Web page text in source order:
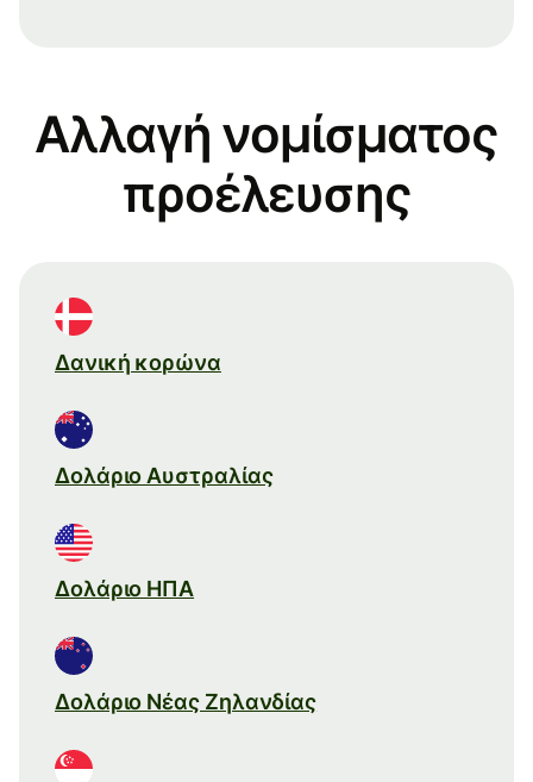
Αλλαγή νομίσματος
προέλευσης
Δανική κορώνα
Δολάριο Αυστραλίας
Δολάριο ΗΠΑ
Δολάριο Νέας Ζηλανδίας